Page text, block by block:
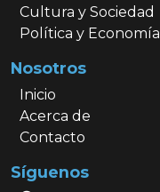
Cultura y Sociedad
Política y Economía
Nosotros
Inicio
Acerca de
Contacto
Síguenos